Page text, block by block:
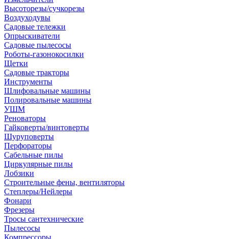
Высоторезы/сучкорезы
Воздуходувы
Садовые тележки
Опрыскиватели
Садовые пылесосы
Роботы-газонокосилки
Щетки
Садовые тракторы
Инструменты
Шлифовальные машины
Полировальные машины
УШМ
Реноваторы
Гайковерты/винтоверты
Шуруповерты
Перфораторы
Сабельные пилы
Циркулярные пилы
Лобзики
Строительные фены, вентиляторы
Степлеры/Нейлеры
Фонари
Фрезеры
Тросы сантехнические
Пылесосы
Компрессоры